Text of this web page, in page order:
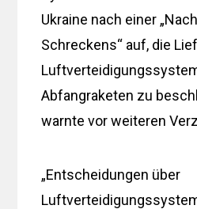
Ukraine nach einer
Schreckens“ auf, die
Abfangraketen zu
warnte vor weiteren
„Entscheidungen über